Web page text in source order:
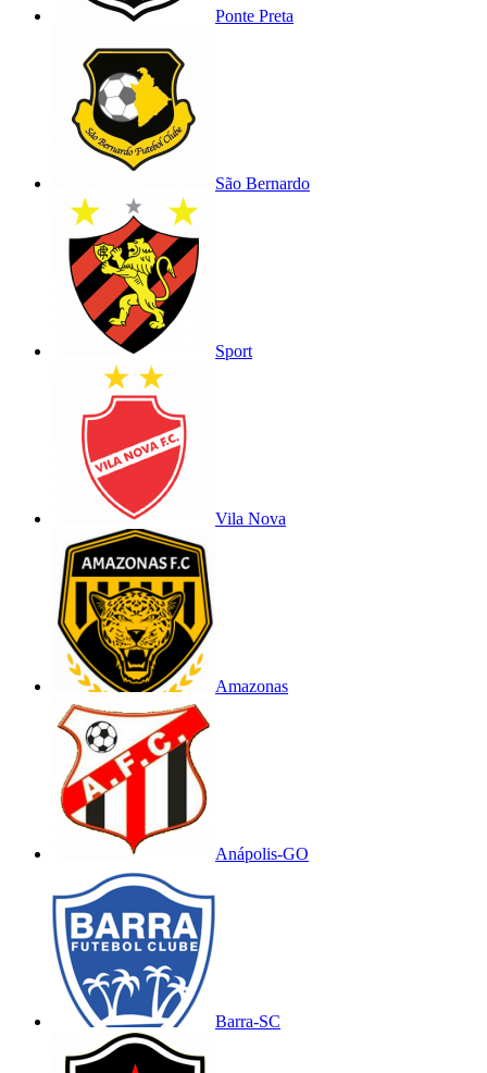
Ponte Preta
São Bernardo
Sport
Vila Nova
Amazonas
Anápolis-GO
Barra-SC